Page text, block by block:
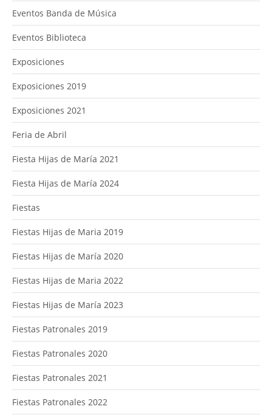
Eventos Banda de Música
Eventos Biblioteca
Exposiciones
Exposiciones 2019
Exposiciones 2021
Feria de Abril
Fiesta Hijas de María 2021
Fiesta Hijas de María 2024
Fiestas
Fiestas Hijas de Maria 2019
Fiestas Hijas de María 2020
Fiestas Hijas de Maria 2022
Fiestas Hijas de María 2023
Fiestas Patronales 2019
Fiestas Patronales 2020
Fiestas Patronales 2021
Fiestas Patronales 2022